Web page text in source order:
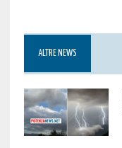
ALTRE NEWS